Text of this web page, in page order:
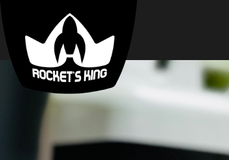
FAVORITOS
PORTADA
NOSOTROS